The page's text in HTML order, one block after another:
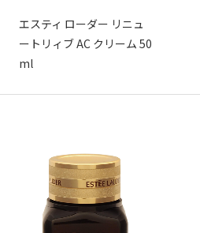
エスティ ローダー リニュ
ートリィブ AC クリーム 50
ml